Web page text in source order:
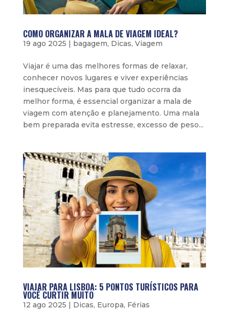
COMO ORGANIZAR A MALA DE VIAGEM IDEAL?
19 ago 2025 | bagagem, Dicas, Viagem
Viajar é uma das melhores formas de relaxar,
conhecer novos lugares e viver experiências
inesquecíveis. Mas para que tudo ocorra da
melhor forma, é essencial organizar a mala de
viagem com atenção e planejamento. Uma mala
bem preparada evita estresse, excesso de peso...
VIAJAR PARA LISBOA: 5 PONTOS TURÍSTICOS PARA
VOCÊ CURTIR MUITO
12 ago 2025 Dicas, Europa, Férias